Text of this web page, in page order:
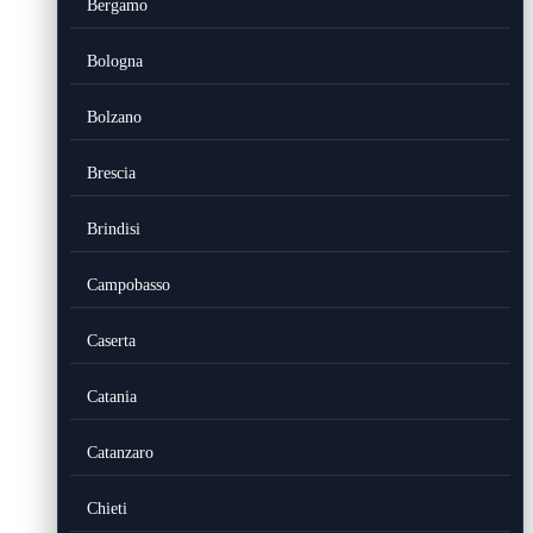
Bergamo
Bologna
Bolzano
Brescia
Brindisi
Campobasso
Caserta
Catania
Catanzaro
Chieti